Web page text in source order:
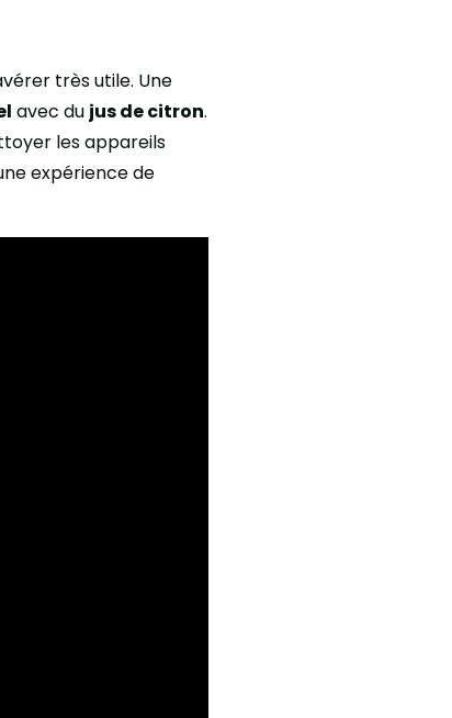
très utile. Une
avec du jus de citron.
les appareils
expérience de